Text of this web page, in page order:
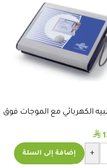
الكهربائي مع الموجات فوق
⃁
+ إضافة إلى السلة